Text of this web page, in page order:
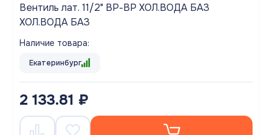
Вентиль лат. 11/2" ВР-ВР ХОЛ.ВОДА БАЗ
ХОЛ.ВОДА БАЗ
Наличие товара:
Екатеринбург
2 133.81 ₽